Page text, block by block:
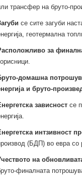
трансфер на бруто-
се сите загуби
геотермална
за
домашна
и бруто-
зависностсе
интзивност
(БДП) во евра со
на
финалната